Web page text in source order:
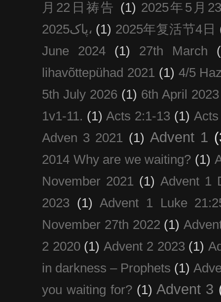
月22日祷告 (1) 2025年5月
پاک2025، (1) 2025年复活节4日
June 2024
(1) 27th March
lihavõttepühad 2021 (1) 4/5
5th July 2026 (1) 6th April 2023
1v1-11. (1) Acts 2:1-13 (1)
Adven 3 2021 (1) Advent 1
2014 Why are we waiting? (1)
November 2021 (1) Advent 1
2023 (1) Advent 1 Luke
November 27th 2022 (1)
2 2020 (1) Advent 2 2023 (1)
in darkness – Prophets (1)
you waiting for? (1) Advent 3